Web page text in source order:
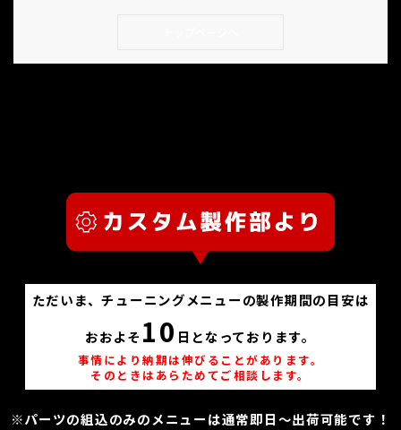
ただいま、チューニングメニューの製作期間の目安は
おおよそ 10 日となっております。
事情により納期は伸びることがあります。
そのときはあらためてご相談します。
※パーツの組込のみのメニューは通常即日～出荷可能です！